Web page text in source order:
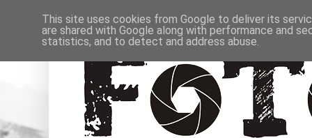
This site uses cookies from Google to deliver its
are shared with Google along with performance and
statistics, and to detect and address abuse.